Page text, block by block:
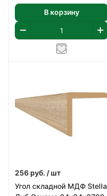
В корзину
256 руб. / шт
Угол складной МДФ Stella